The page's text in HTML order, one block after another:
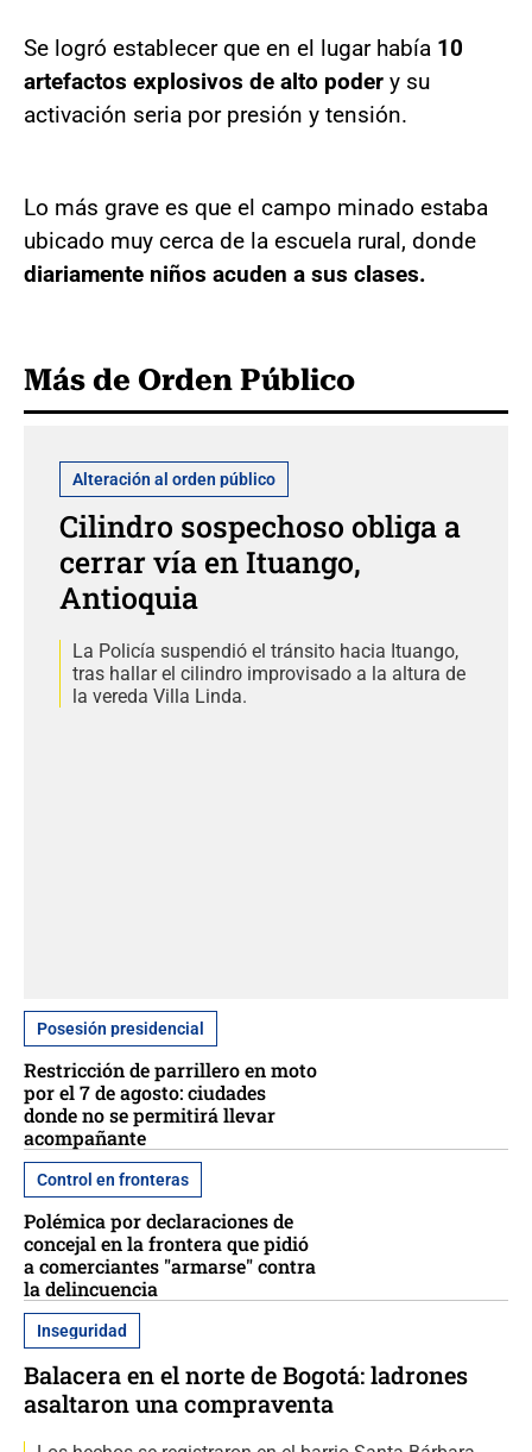
Se logró establecer que en el lugar había 10
artefactos explosivos de alto poder y su
activación seria por presión y tensión.
Lo más grave es que el campo minado estaba
ubicado muy cerca de la escuela rural, donde
diariamente niños acuden a sus clases.
Más de Orden Público
Alteración al orden público
Cilindro sospechoso obliga a
cerrar vía en Ituango,
Antioquia
La Policía suspendió el tránsito hacia Ituango,
tras hallar el cilindro improvisado a la altura de
la vereda Villa Linda.
Posesión presidencial
Restricción de parrillero en moto
por el 7 de agosto: ciudades
donde no se permitirá llevar
acompañante
Control en fronteras
Polémica por declaraciones de
concejal en la frontera que pidió
a comerciantes "armarse" contra
la delincuencia
Inseguridad
Balacera en el norte de Bogotá: ladrones
asaltaron una compraventa